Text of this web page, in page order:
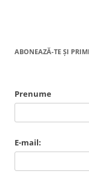
ABONEAZĂ-TE ȘI
Prenume
E-mail: